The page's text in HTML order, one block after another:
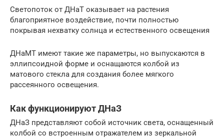
Светопоток от ДНаТ оказывает на растения
благоприятное воздействие, почти полностью
покрывая нехватку солнца и естественного освещения
ДНаМТ имеют такие же параметры, но выпускаются в
эллипсоидной форме и оснащаются колбой из
матового стекла для создания более мягкого
рассеянного освещения.
Как функционируют ДНаЗ
ДНаЗ представляют собой источник света, оснащенный
колбой со встроенным отражателем из зеркальной